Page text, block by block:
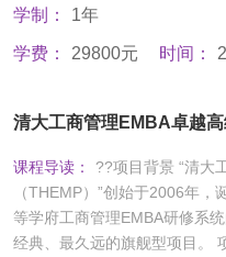
学制： 1年
学费： 29800元 时间：
清大工商管理EMBA卓越
课程导读：
??项目背景 “清大
（THEMP）”创始于2006年
等学府工商管理EMBA研修系
经典、最久远的旗舰型项目。